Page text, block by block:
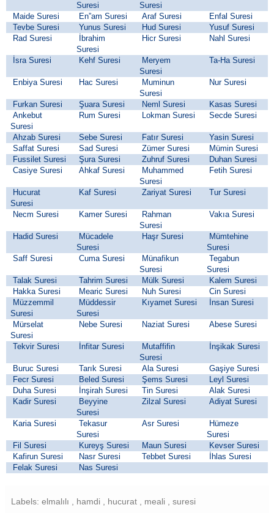
Suresi
Suresi
Maide Suresi
En”am Suresi Araf Suresi
Enfal Suresi
Tevbe Suresi
Yunus Suresi Hud Suresi
Yusuf Suresi
Rad Suresi
İbrahim
Suresi
Hicr Suresi Nahl Suresi
İsra Suresi Kehf Suresi
Meryem
Suresi
Ta-Ha Suresi
Enbiya Suresi Hac Suresi
Muminun
Suresi
Nur Suresi
Furkan Suresi Şuara Suresi Neml Suresi
Kasas Suresi
Ankebut
Suresi
Rum Suresi Lokman Suresi Secde Suresi
Ahzab Suresi Sebe Suresi Fatır Suresi
Yasin Suresi
Saffat Suresi
Sad Suresi Zümer Suresi
Mümin Suresi
Fussilet Suresi
Şura Suresi Zuhruf Suresi
Duhan Suresi
Casiye Suresi
Ahkaf Suresi
Muhammed
Suresi
Fetih Suresi
Hucurat
Suresi
Kaf Suresi Zariyat Suresi Tur Suresi
Necm Suresi Kamer Suresi
Rahman
Suresi
Vakıa Suresi
Hadid Suresi
Mücadele
Suresi
Haşr Suresi
Mümtehine
Suresi
Saff Suresi
Cuma Suresi
Münafikun
Suresi
Tegabun
Suresi
Talak Suresi
Tahrim Suresi Mülk Suresi
Kalem Suresi
Hakka Suresi
Mearic Suresi Nuh Suresi
Cin Suresi
Müzzemmil
Suresi
Müddessir
Suresi
Kıyamet Suresi İnsan Suresi
Mürselat
Suresi
Nebe Suresi Naziat Suresi Abese Suresi
Tekvir Suresi İnfitar Suresi
Mutaffifin
Suresi
İnşikak Suresi
Buruc Suresi Tarık Suresi Ala Suresi
Gaşiye Suresi
Fecr Suresi
Beled Suresi Şems Suresi
Leyl Suresi
Duha Suresi
İnşirah Suresi Tin Suresi
Alak Suresi
Kadir Suresi
Beyyine
Suresi
Zilzal Suresi Adiyat Suresi
Karia Suresi
Tekasur
Suresi
Asr Suresi
Hümeze
Suresi
Fil Suresi
Kureyş Suresi Maun Suresi
Kevser Suresi
Kafirun Suresi
Nasr Suresi Tebbet Suresi
İhlas Suresi
Felak Suresi
Nas Suresi
Labels: elmalılı , hamdi , hucurat , meali , suresi